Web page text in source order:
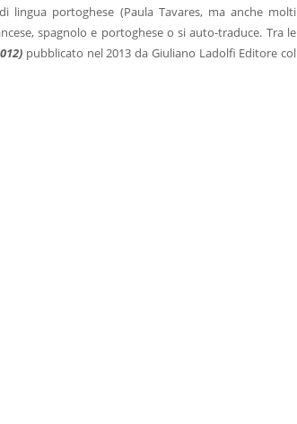
lingua portoghese (Paula Tavares, ma anche molti
spagnolo e portoghese o si auto-traduce. Tra le
pubblicato nel 2013 da Giuliano Ladolfi Editore col